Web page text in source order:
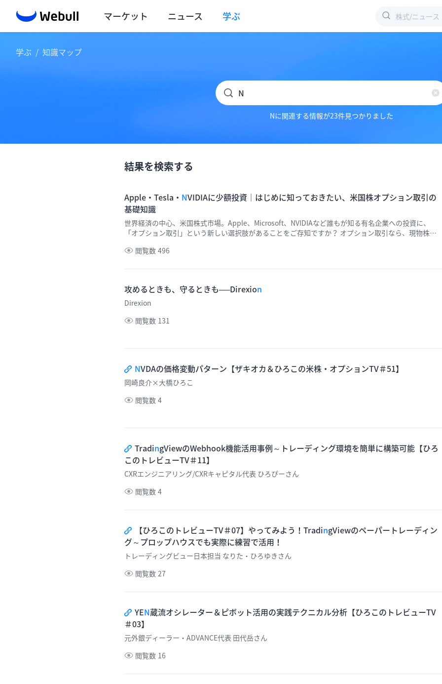
マーケット ニュース 学ぶ
学ぶ / 知識マップ
Nに関連する情報が23件見つかりました
結果を検索する
Apple・Tesla・ NVIDIAに少額投資｜はじめに知っておきたい、米国株オプション取引の
基礎知識
世界経済の中心、米国株式市場。Apple、Microsoft、NVIDIAなど誰もが知る有名企業への投資に、
「オプション取引」という新しい選択肢があることをご存知ですか？ オプション取引なら、現物株よ
ム収入を得る戦略も可能に。 ウィブル証券では約4,300銘柄のオプション取引に対応。（2026年4月1
閲覧数 496
攻めるときも、守るときも──Direxion
Direxion
閲覧数 131
NVDAの価格変動パターン【ザキオカ＆ひろこの米株・オプションTV＃51】
岡崎良介×大橋ひろこ
閲覧数 4
TradingViewのWebhook機能活用事例～トレーディング環境を簡単に構築可能【ひろ
このトレビューTV＃11】
CXRエンジニアリング/CXRキャピタル代表 ひろぴーさん
閲覧数 4
【ひろこのトレビューTV＃07】やってみよう！TradingViewのペーパートレーディン
グ～プロップハウスでも実際に練習で活用！
トレーディングビュー日本担当 なりた・ひろゆきさん
閲覧数 27
YEN蔵流オシレーター＆ピボット活用の実践テクニカル分析【ひろこのトレビューTV
＃03】
元外銀ディーラー・ADVANCE代表 田代岳さん
閲覧数 16